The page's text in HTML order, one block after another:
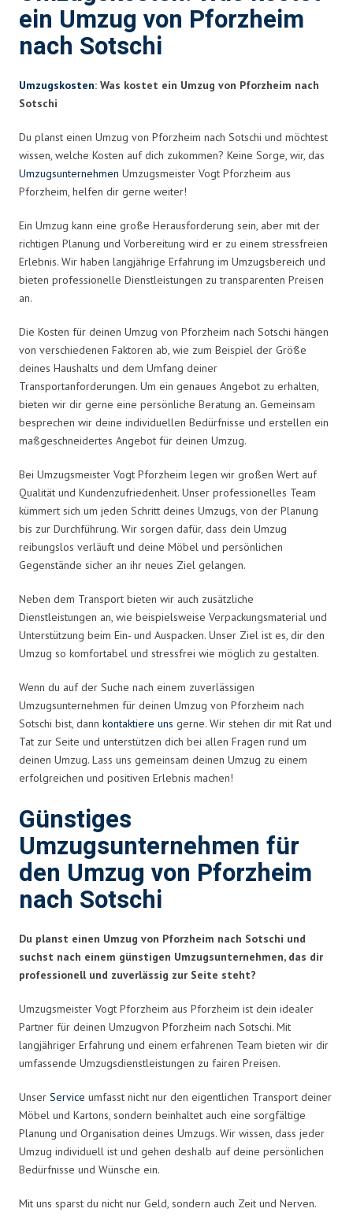
ein Umzug von Pforzheim
nach Sotschi
Umzugskosten: Was kostet ein Umzug von Pforzheim nach
Sotschi
Du planst einen Umzug von Pforzheim nach Sotschi und möchtest
wissen, welche Kosten auf dich zukommen? Keine Sorge, wir, das
Umzugsunternehmen Umzugsmeister Vogt Pforzheim aus
Pforzheim, helfen dir gerne weiter!
Ein Umzug kann eine große Herausforderung sein, aber mit der
richtigen Planung und Vorbereitung wird er zu einem stressfreien
Erlebnis. Wir haben langjährige Erfahrung im Umzugsbereich und
bieten professionelle Dienstleistungen zu transparenten Preisen
an.
Die Kosten für deinen Umzug von Pforzheim nach Sotschi hängen
von verschiedenen Faktoren ab, wie zum Beispiel der Größe
deines Haushalts und dem Umfang deiner
Transportanforderungen. Um ein genaues Angebot zu erhalten,
bieten wir dir gerne eine persönliche Beratung an. Gemeinsam
besprechen wir deine individuellen Bedürfnisse und erstellen ein
maßgeschneidertes Angebot für deinen Umzug.
Bei Umzugsmeister Vogt Pforzheim legen wir großen Wert auf
Qualität und Kundenzufriedenheit. Unser professionelles Team
kümmert sich um jeden Schritt deines Umzugs, von der Planung
bis zur Durchführung. Wir sorgen dafür, dass dein Umzug
reibungslos verläuft und deine Möbel und persönlichen
Gegenstände sicher an ihr neues Ziel gelangen.
Neben dem Transport bieten wir auch zusätzliche
Dienstleistungen an, wie beispielsweise Verpackungsmaterial und
Unterstützung beim Ein- und Auspacken. Unser Ziel ist es, dir den
Umzug so komfortabel und stressfrei wie möglich zu gestalten.
Wenn du auf der Suche nach einem zuverlässigen
Umzugsunternehmen für deinen Umzug von Pforzheim nach
Sotschi bist, dann kontaktiere uns gerne. Wir stehen dir mit Rat und
Tat zur Seite und unterstützen dich bei allen Fragen rund um
deinen Umzug. Lass uns gemeinsam deinen Umzug zu einem
erfolgreichen und positiven Erlebnis machen!
Günstiges
Umzugsunternehmen für
den Umzug von Pforzheim
nach Sotschi
Du planst einen Umzug von Pforzheim nach Sotschi und
suchst nach einem günstigen Umzugsunternehmen, das dir
professionell und zuverlässig zur Seite steht?
Umzugsmeister Vogt Pforzheim aus Pforzheim ist dein idealer
Partner für deinen Umzugvon Pforzheim nach Sotschi. Mit
langjähriger Erfahrung und einem erfahrenen Team bieten wir dir
umfassende Umzugsdienstleistungen zu fairen Preisen.
Unser Service umfasst nicht nur den eigentlichen Transport deiner
Möbel und Kartons, sondern beinhaltet auch eine sorgfältige
Planung und Organisation deines Umzugs. Wir wissen, dass jeder
Umzug individuell ist und gehen deshalb auf deine persönlichen
Bedürfnisse und Wünsche ein.
Mit uns sparst du nicht nur Geld, sondern auch Zeit und Nerven.